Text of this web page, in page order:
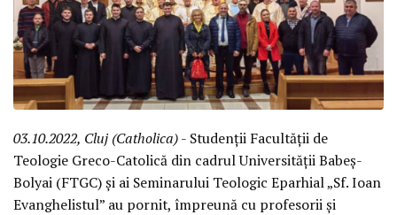
03.10.2022, Cluj (Catholica)- Studenții Facultății de
Teologie Greco-Catolică din cadrul Universității Babeș-
Bolyai (FTGC) și ai Seminarului Teologic Eparhial „Sf. Ioan
Evanghelistul” au pornit, împreună cu profesorii și